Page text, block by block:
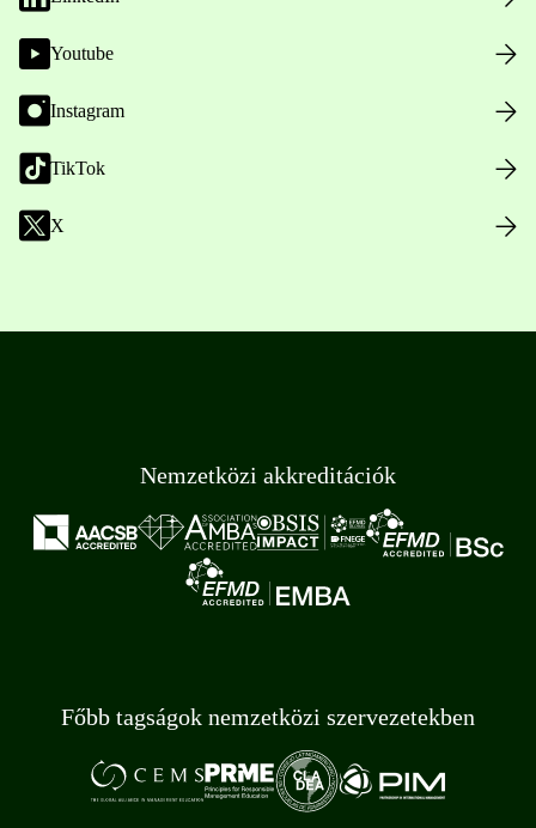
Youtube
Instagram
TikTok
X
Nemzetközi akkreditációk
Főbb tagságok nemzetközi szervezetekben